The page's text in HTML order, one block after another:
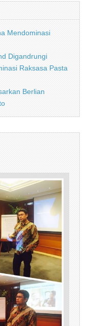
Mendominasi
Digandrungi
Raksasa Pasta
Berlian